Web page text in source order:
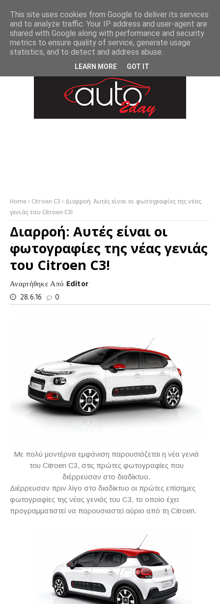
Home Citroen C3
Διαρροή: Αυτές είναι οι φωτογραφίες της νέας
γενιάς του Citroen C3!
Διαρροή: Αυτές είναι οι
φωτογραφίες της νέας γενιάς
του Citroen C3!
Αναρτήθηκε Από Editor
28.6.16
0
Με πολύ μοντέρνα εμφάνιση παρουσιάζεται η νέα γενιά
του Citroen C3, στις πρώτες φωτογραφίες που
διέρρευσαν στο διαδίκτυο.
Διέρρευσαν πριν λίγο στο διαδίκτυο οι πρώτες επίσημες
φωτογραφίες της νέας γενιάς του C3, το οποίο έχει
προγραμματιστεί να παρουσιαστεί αύριο από τη Citroen.
This site uses cookies from Google to deliver its services
and to analyze traffic. Your IP address and user-agent are
shared with Google along with performance and security
metrics to ensure quality of service, generate usage
statistics, and to detect and address abuse.
LEARN MORE GOT IT